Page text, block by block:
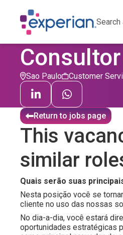
Sao Paulo Customer
Return to jobs page
This
similar
Quais serão suas
Nesta posição você se
cliente no uso das nossas
No dia-a-dia, você estará
oportunidades estratégicas